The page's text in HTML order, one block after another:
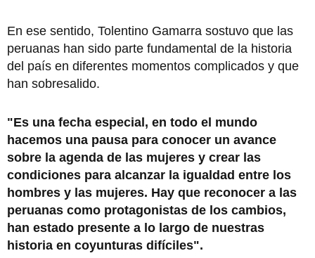
En ese sentido, Tolentino Gamarra sostuvo que las
peruanas han sido parte fundamental de la historia
del país en diferentes momentos complicados y que
han sobresalido.
"Es una fecha especial, en todo el mundo
hacemos una pausa para conocer un avance
sobre la agenda de las mujeres y crear las
condiciones para alcanzar la igualdad entre los
hombres y las mujeres. Hay que reconocer a las
peruanas como protagonistas de los cambios,
han estado presente a lo largo de nuestras
historia en coyunturas difíciles".